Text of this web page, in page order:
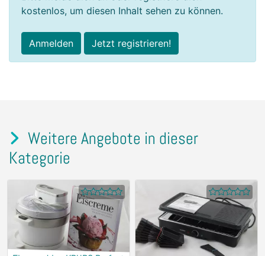
kostenlos, um diesen Inhalt sehen zu können.
Anmelden Jetzt registrieren!
Weitere Angebote in dieser
Kategorie